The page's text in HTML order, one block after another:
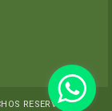
RESERVADOS.